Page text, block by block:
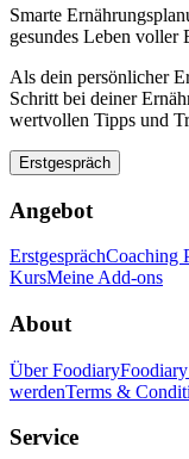
Smarte
gesundes Leben voller
Als dein persönlicher
Schritt bei deiner
wertvollen Tipps und
Erstgespräch
Angebot
ErstgesprächCoaching
KursMeine Add-ons
About
Über Foodiary
werdenTerms &
Service